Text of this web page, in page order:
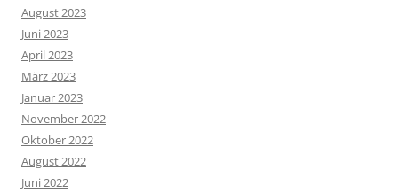
August 2023
Juni 2023
April 2023
März 2023
Januar 2023
November 2022
Oktober 2022
August 2022
Juni 2022